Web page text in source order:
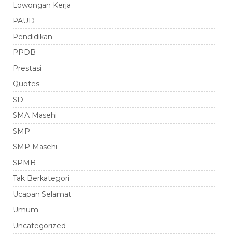
Lowongan Kerja
PAUD
Pendidikan
PPDB
Prestasi
Quotes
SD
SMA Masehi
SMP
SMP Masehi
SPMB
Tak Berkategori
Ucapan Selamat
Umum
Uncategorized